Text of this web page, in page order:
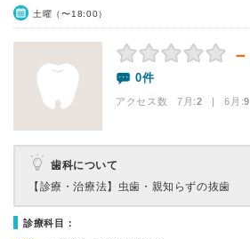
土曜（〜18:00）
－
0件
アクセス数 7月:2 | 6月:9
歯科について
【診療・治療法】 虫歯・親知らずの抜歯
診療科目：